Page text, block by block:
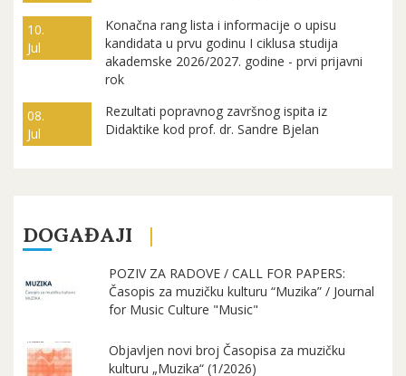
10.
Jul
Konačna rang lista i informacije o upisu
kandidata u prvu godinu I ciklusa studija
akademske 2026/2027. godine - prvi prijavni
rok
08.
Jul
Rezultati popravnog završnog ispita iz
Didaktike kod prof. dr. Sandre Bjelan
DOGAĐAJI
POZIV ZA RADOVE / CALL FOR PAPERS:
Časopis za muzičku kulturu “Muzika” / Journal
for Music Culture "Music"
Objavljen novi broj Časopisa za muzičku
kulturu „Muzika“ (1/2026)